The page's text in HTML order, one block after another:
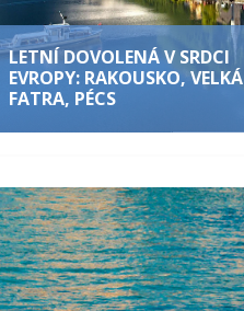
LETNÍ DOVOLENÁ V SRDCI
EVROPY: RAKOUSKO, VELKÁ
FATRA, PÉCS